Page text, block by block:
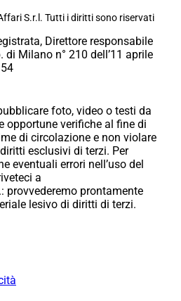
S.r.l. Tutti i diritti sono riservati
Direttore responsabile
di Milano n° 210 dell’11 aprile
foto, video o testi da
opportune verifiche al fine di
di circolazione e non violare
esclusivi di terzi. Per
eventuali errori nell’uso del
a
provvederemo prontamente
lesivo di diritti di terzi.